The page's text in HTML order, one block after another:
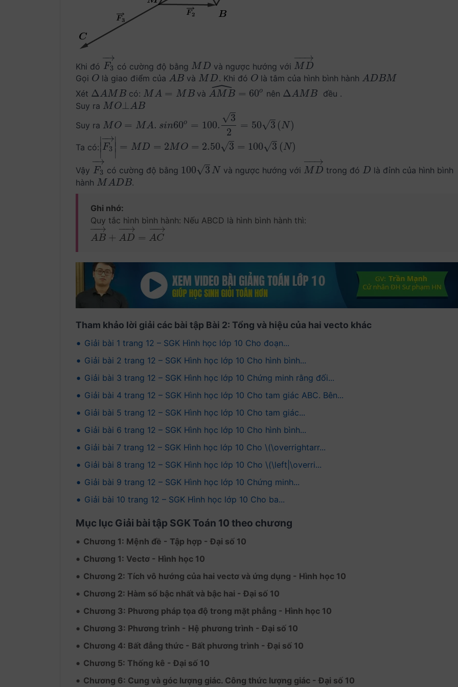
Khi đó F3
−
→
F3→có cường độ bằng M D
MD và ngược hướng với M D
−→
−
MD→
Gọi O
O là giao điểm của AB
AB và M D
MD . Khi đó O
Olà tâm của hình bình hành ADBM
ADBM
Xét ΔAM B
ΔAMB có: M A = M B
MA=MB và AM B
ˆ = 60o
AMB ^= 60 o nên ΔAMB
ΔAMB
đều .
Suy ra M O⊥AB
MO⊥AB
Suy ra M O = MA. sin60o = 100.
3
√
2
= 50 3
√ (N)
MO= MA .sin60 o=100.3 2= 503(N)
Ta có: F3
−
→∣
= MD = 2M O = 2.50 3
√ = 100 3
√ (N)
F3→ |= MD=2 MO =2.503= 1003(N)
Vậy F3
−
→
F3→có cường độ bằng 100 3
√ N
1003N và ngược hướng với M D
−→
−
MD→ trong đó D
D là đỉnh của hình bình
hành M ADB
MADB .
Ghi nhớ:
Quy tắc hình bình hành: Nếu ABCD là hình bình hành thì:
AB
−→
−
+ AD
−→
−
= AC
−→
−
AB→ +AD→=AC→
Tham khảo lời giải các bài tập Bài 2: Tổng và hiệu của hai vecto khác
• Giải bài 1 trang 12 – SGK Hình học lớp 10 Cho đoạn...
• Giải bài 2 trang 12 – SGK Hình học lớp 10 Cho hình bình...
• Giải bài 3 trang 12 – SGK Hình học lớp 10 Chứng minh rằng đối...
• Giải bài 4 trang 12 – SGK Hình học lớp 10 Cho tam giác ABC. Bên...
• Giải bài 5 trang 12 – SGK Hình học lớp 10 Cho tam giác...
• Giải bài 6 trang 12 – SGK Hình học lớp 10 Cho hình bình...
• Giải bài 7 trang 12 – SGK Hình học lớp 10 Cho \(​​\overrightarr...
• Giải bài 8 trang 12 – SGK Hình học lớp 10 Cho \(​​\left|\overri...
• Giải bài 9 trang 12 – SGK Hình học lớp 10 Chứng minh...
• Giải bài 10 trang 12 – SGK Hình học lớp 10 Cho ba...
Mục lục Giải bài tập SGK Toán 10 theo chương
• Chương 1: Mệnh đề - Tập hợp - Đại số 10
• Chương 1: Vectơ - Hình học 10
• Chương 2: Tích vô hướng của hai vectơ và ứng dụng - Hình học 10
• Chương 2: Hàm số bậc nhất và bậc hai - Đại số 10
• Chương 3: Phương pháp tọa độ trong mặt phẳng - Hình học 10
• Chương 3: Phương trình - Hệ phương trình - Đại số 10
• Chương 4: Bất đẳng thức - Bất phương trình - Đại số 10
• Chương 5: Thống kê - Đại số 10
• Chương 6: Cung và góc lượng giác. Công thức lượng giác - Đại số 10